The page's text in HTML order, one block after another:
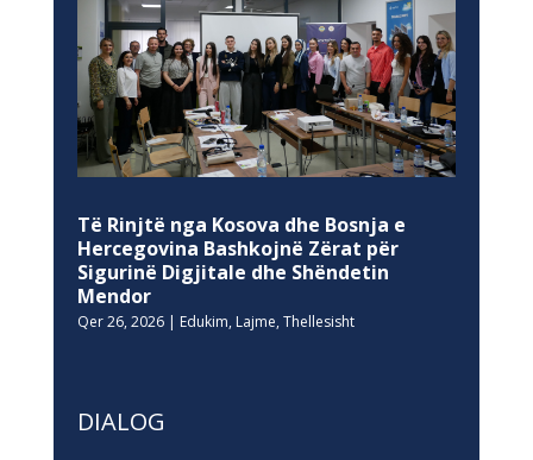
Të Rinjtë nga Kosova dhe Bosnja e
Hercegovina Bashkojnë Zërat për
Sigurinë Digjitale dhe Shëndetin
Mendor
Qer 26, 2026| Edukim, Lajme, Thellesisht
DIALOG